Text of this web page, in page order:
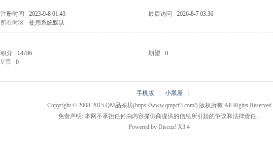
注册时间 2023-9-8 01:43 最后访问 2026-8-7 03:36
所在时区 使用系统默认
积分 14786 期望 0
V币 0
手机版 小黑屋
Copyright © 2008-2015 QM品茶坊(https://www.qmpcf3.com/) 版权所有 All Rights Reserved.
免责声明: 本网不承担任何由内容提供商提供的信息所引起的争议和法律责任。
Powered byDiscuz! X3.4